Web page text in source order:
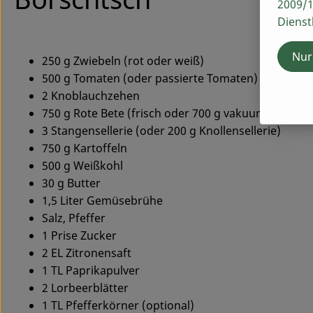
250 g Zwiebeln (rot oder weiß)
500 g Tomaten (oder passierte Tomaten)
2 Knoblauchzehen
750 g Rote Bete (frisch oder 700 g vakuumiert)
3 Stangensellerie (oder 200 g Knollensellerie)
750 g Kartoffeln
500 g Weißkohl
30 g Butter
1,5 Liter Gemüsebrühe
Salz, Pfeffer
1 Prise Zucker
2 EL Zitronensaft
1 TL Paprikapulver
2 Lorbeerblätter
1 TL Pfefferkörner (optional)
2009/